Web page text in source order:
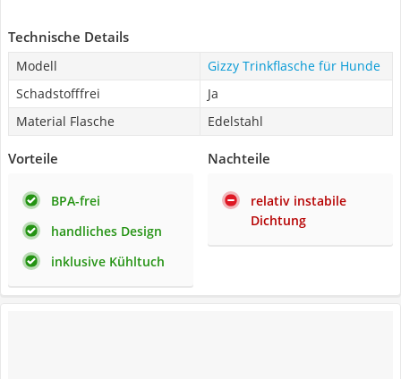
Technische Details
Modell
Gizzy Trinkflasche für Hunde
Schadstofffrei
Ja
Material Flasche
Edelstahl
Vorteile
BPA-frei
handliches Design
inklusive Kühltuch
Nachteile
relativ instabile
Dichtung